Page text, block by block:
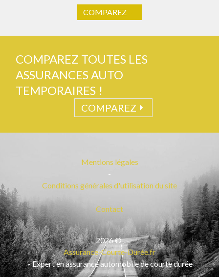
COMPAREZ
COMPAREZ TOUTES LES
ASSURANCES AUTO
TEMPORAIRES !
COMPAREZ
Mentions légales
-
Conditions générales d'utilisation du site
-
Contact
2026©
Assurance-Courte-Durée.fr
- Expert en assurance automobile de courte durée